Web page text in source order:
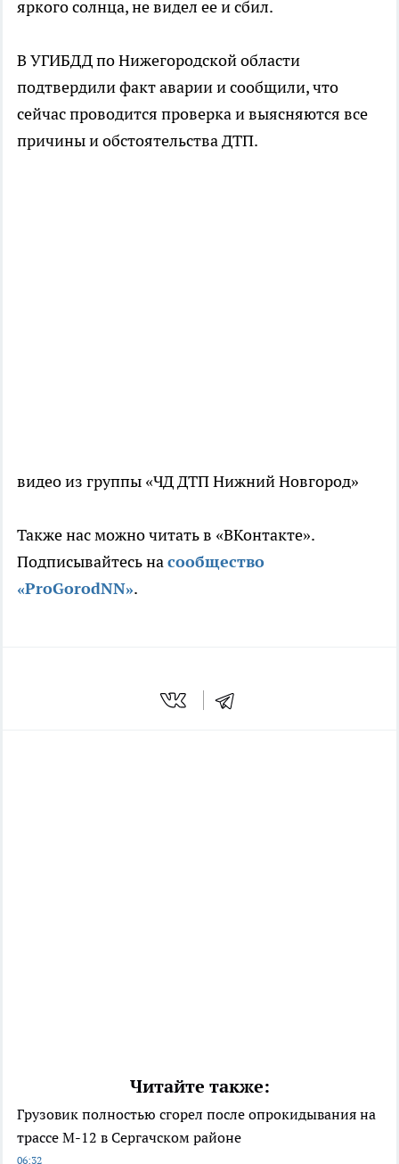
яркого солнца, не видел ее и сбил.
В УГИБДД по Нижегородской области
подтвердили факт аварии и сообщили, что
сейчас проводится проверка и выясняются все
причины и обстоятельства ДТП.
видео из группы «ЧД ДТП Нижний Новгород»
Также нас можно читать в «ВКонтакте».
Подписывайтесь насообщество
«ProGorodNN».
Читайте также:
Грузовик полностью сгорел после опрокидывания на
трассе М-12 в Сергачском районе
06:32